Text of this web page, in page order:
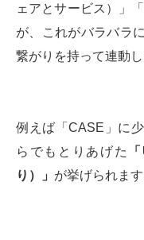
ェアとサービス）」
が、これがバラバラ
繋がりを持って連動し
例えば「CASE」に
らでもとりあげた
り）」 が挙げられます